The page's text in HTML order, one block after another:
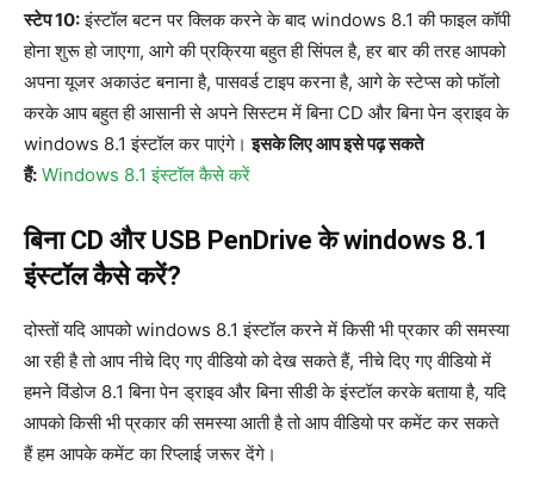
स्टेप 10:इंस्टॉल बटन पर क्लिक करने के बाद windows 8.1 की फाइल कॉपी
होना शुरू हो जाएगा, आगे की प्रक्रिया बहुत ही सिंपल है, हर बार की तरह आपको
अपना यूजर अकाउंट बनाना है, पासवर्ड टाइप करना है, आगे के स्टेप्स को फॉलो
करके आप बहुत ही आसानी से अपने सिस्टम में बिना CD और बिना पेन ड्राइव के
windows 8.1 इंस्टॉल कर पाएंगे।इसके लिए आप इसे पढ़ सकते
हैं: Windows 8.1 इंस्टॉल कैसे करें
बिना CD और USB PenDrive के windows 8.1
इंस्टॉल कैसे करें?
दोस्तों यदि आपको windows 8.1 इंस्टॉल करने में किसी भी प्रकार की समस्या
आ रही है तो आप नीचे दिए गए वीडियो को देख सकते हैं, नीचे दिए गए वीडियो में
हमने विंडोज 8.1 बिना पेन ड्राइव और बिना सीडी के इंस्टॉल करके बताया है, यदि
आपको किसी भी प्रकार की समस्या आती है तो आप वीडियो पर कमेंट कर सकते
हैं हम आपके कमेंट का रिप्लाई जरूर देंगे।